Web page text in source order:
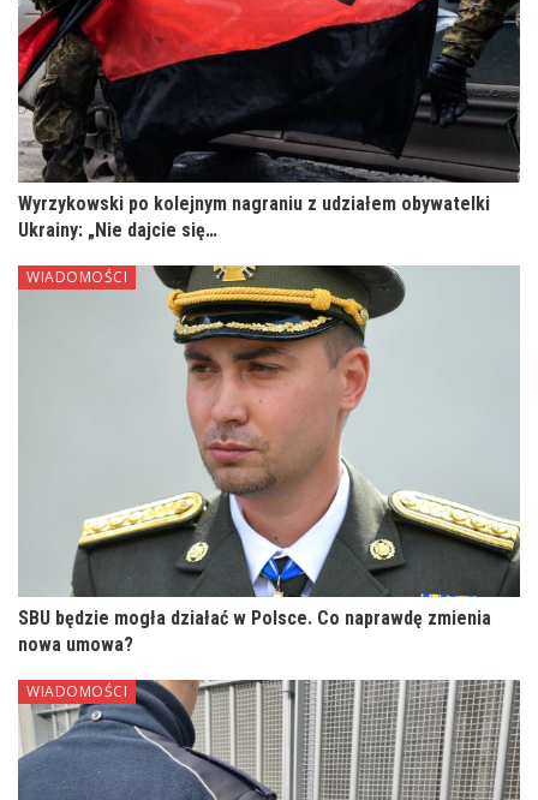
Wyrzykowski po kolejnym nagraniu z udziałem obywatelki
Ukrainy: „Nie dajcie się…
WIADOMOŚCI
SBU będzie mogła działać w Polsce. Co naprawdę zmienia
nowa umowa?
WIADOMOŚCI